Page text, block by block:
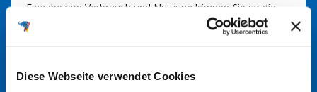
Diese Webseite verwendet Cookies
Eingabe von Verbrauch und Nutzung können Sie so die
passende Batterie für Ihre Anwendung finden. Bei Fragen